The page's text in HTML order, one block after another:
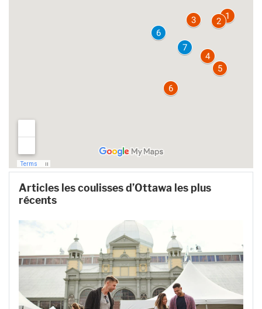
Articles les coulisses d’Ottawa les plus
récents